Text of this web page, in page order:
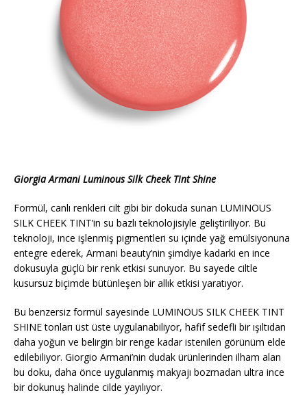
Giorgia Armani Luminous Silk Cheek Tint Shine
Formül, canlı renkleri cilt gibi bir dokuda sunan LUMINOUS
SILK CHEEK TINT’in su bazlı teknolojisiyle geliştiriliyor. Bu
teknoloji, ince işlenmiş pigmentleri su içinde yağ emülsiyonuna
entegre ederek, Armani beauty’nin şimdiye kadarki en ince
dokusuyla güçlü bir renk etkisi sunuyor. Bu sayede ciltle
kusursuz biçimde bütünleşen bir allık etkisi yaratıyor.
Bu benzersiz formül sayesinde LUMINOUS SILK CHEEK TINT
SHINE tonları üst üste uygulanabiliyor, hafif sedefli bir ışıltıdan
daha yoğun ve belirgin bir renge kadar istenilen görünüm elde
edilebiliyor. Giorgio Armani’nin dudak ürünlerinden ilham alan
bu doku, daha önce uygulanmış makyajı bozmadan ultra ince
bir dokunuş halinde cilde yayılıyor.